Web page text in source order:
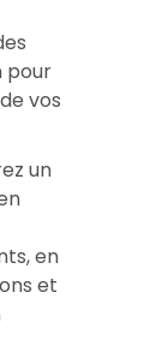
pour
vos
un
en
et